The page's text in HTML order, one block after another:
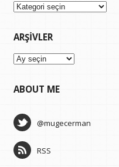
Kategoriler
ARŞIVLER
Arşivler
ABOUT ME
@mugecerman
RSS